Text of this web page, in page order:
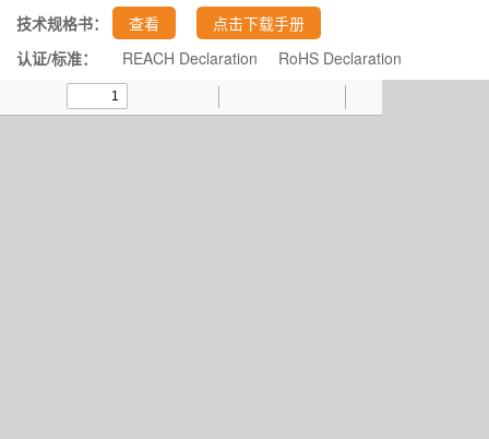
技术规格书： 查看
点击下载手册
认证/标准：
REACH Declaration RoHS Declaration